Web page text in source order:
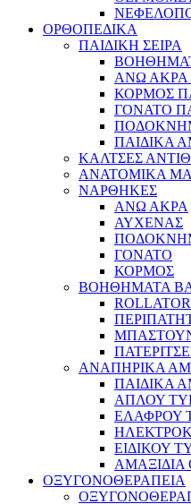
ΟΡΘΟΠΕΔΙΚΑ
ΠΑΙΔΙΚΗ ΣΕΙΡΑ
ΑΝΩ ΑΚΡΑ
ΚΟΡΜΟΣ
ΓΟΝΑΤΟ
ΠΑΙΔΙΚΑ
ΚΑΛΤΣΕΣ
ΑΝΑΤΟΜΙΚΑ
ΝΑΡΘΗΚΕΣ
ΑΝΩ ΑΚΡΑ
ΑΥΧΕΝΑΣ
ΓΟΝΑΤΟ
ΚΟΡΜΟΣ
ΒΟΗΘΗΜΑΤΑ
ROLLATOR
ΑΝΑΠΗΡΙΚΑ
ΠΑΙΔΙΚΑ
ΑΠΛΟΥ
ΕΛΑΦΡΟΥ
ΕΙΔΙΚΟΥ
ΟΞΥΓΟΝΟΘΕΡΑΠΕΙΑ